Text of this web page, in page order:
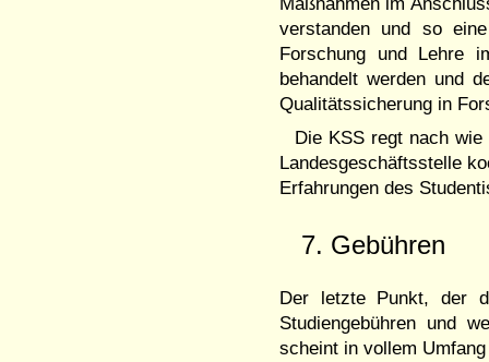
verstanden und so
Forschung und Lehre
behandelt werden und
Qualitätssicherung in
Die KSS regt nach
Landesgeschäftsstelle
Erfahrungen des
7. Gebühren
Der letzte Punkt, der
Studiengebühren und
scheint in vollem